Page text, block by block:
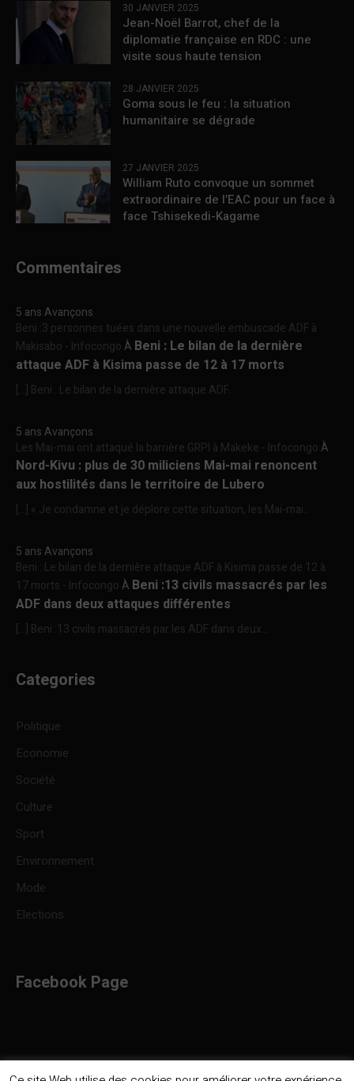
30 JANVIER 2025
Jean-Noël Barrot, chef de la
diplomatie française en RDC : une
visite sous haute tension
28 JANVIER 2025
Goma sous le feu : la situation
humanitaire se dégrade
27 JANVIER 2025
William Ruto convoque un sommet
extraordinaire de l’EAC pour un face à
face Tshisekedi-Kagame
Commentaires
5 ans Avançons
Beni :3 personnes tuées dans une nouvelle embuscade ADF à
Makisabo - InfocongoÀ Beni : Le bilan de la dernière
attaque ADF à Kisima passe de 12 à 17 morts
[…] Beni : Le bilan de la dernière attaque ADF...
5 ans Avançons
Les Mai-mai ont attaqué la barrière GRPI à Makeke - InfocongoÀ
Nord-Kivu : plus de 30 miliciens Mai-mai renoncent
aux hostilités dans le territoire de Lubero
[…] « Je condamne et je déplore cette situation, les Mai-mai...
5 ans Avançons
Beni : Le bilan de la dernière attaque ADF à Kisima passe de 12 à
17 morts - InfocongoÀ Beni :13 civils massacrés par les
ADF dans deux attaques différentes
[…] Beni :13 civils massacrés par les ADF dans deux...
Categories
Politique
Economie
Société
Culture
Sport
Environnement
Mode
Elections
Facebook Page